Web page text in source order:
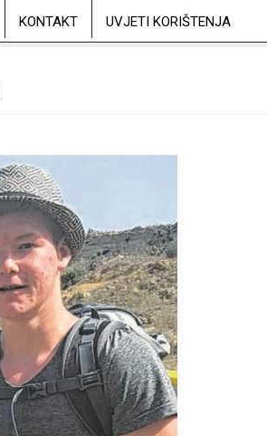
KONTAKT UVJETI KORIŠTENJA